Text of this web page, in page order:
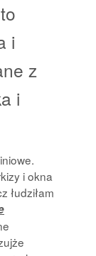
i
z
i
i okna
łudziłam